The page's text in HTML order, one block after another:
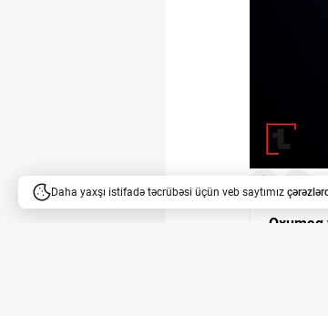
Oxumaq
Daha yaxşı istifadə təcrübəsi üçün veb saytımız